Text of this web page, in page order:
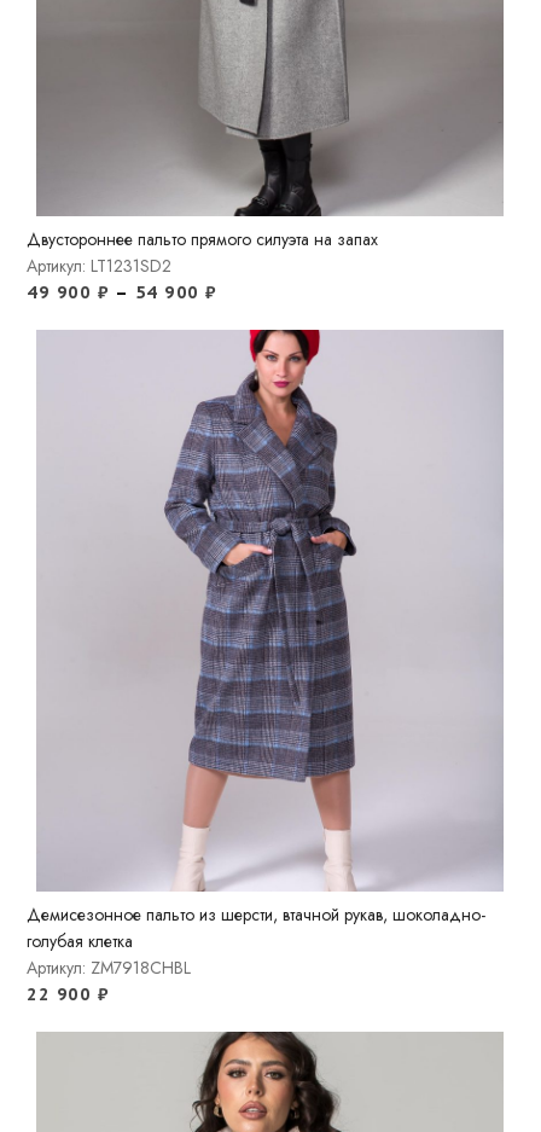
Двустороннее пальто прямого силуэта на запах
Артикул: LT1231SD2
49 900 ₽ – 54 900₽
Демисезонное пальто из шерсти, втачной рукав, шоколадно-
голубая клетка
Артикул: ZM7918CHBL
22 900 ₽